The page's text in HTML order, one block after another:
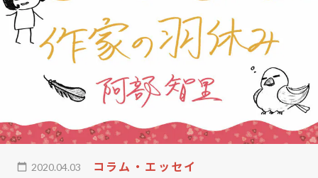
2020.04.03 コラム・エッセイ